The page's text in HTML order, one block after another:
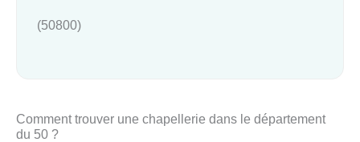
(50800)
Comment trouver une chapellerie dans le département
du 50 ?